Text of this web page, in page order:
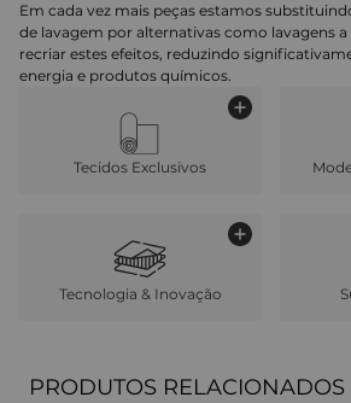
Em cada vez mais peças estamos
de lavagem por alternativas como lavagens a
recriar estes efeitos, reduzindo
energia e produtos químicos.
Tecidos Exclusivos
Tecnologia & Inovação
PRODUTOS RELACIONADOS